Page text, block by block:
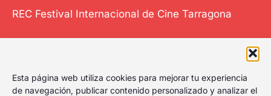
Esta página web utiliza cookies para mejorar tu experiencia
de navegación, publicar contenido personalizado y analizar el
REC Festival Internacional de Cine Tarragona
El Festival
Internacional de